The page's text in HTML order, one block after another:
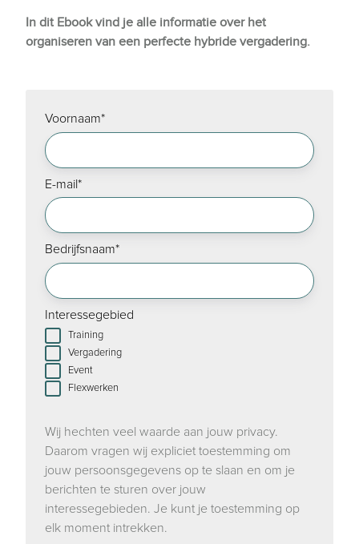
In dit Ebook vind je alle informatie over het
organiseren van een perfecte hybride vergadering.
Voornaam*
E-mail*
Bedrijfsnaam*
Interessegebied
Training
Vergadering
Event
Flexwerken
Wij hechten veel waarde aan jouw privacy.
Daarom vragen wij expliciet toestemming om
jouw persoonsgegevens op te slaan en om je
berichten te sturen over jouw
interessegebieden. Je kunt je toestemming op
elk moment intrekken.